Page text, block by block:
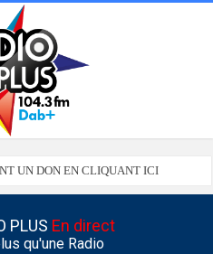
UN DON EN CLIQUANT ICI
PLUS En direct
qu'une Radio